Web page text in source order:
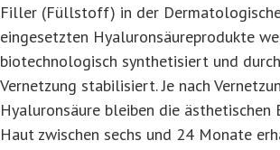
Filler (Füllstoff) in der
eingesetzten Hyaluronsäureprodukte
biotechnologisch synthetisiert und
Vernetzung stabilisiert. Je nach
Hyaluronsäure bleiben die ästhetischen
Haut zwischen sechs und 24 Monate